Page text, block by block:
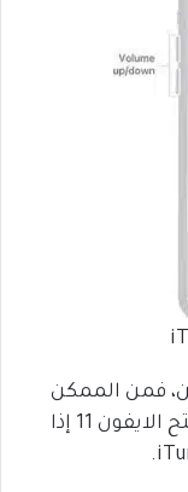
فمن الممكن
الاعتماد على الطريقة الثالثة من أجل فتح الايفون 11 إذا